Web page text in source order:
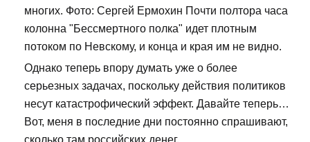
многих. Фото: Сергей Ермохин Почти полтора часа
колонна "Бессмертного полка" идет плотным
потоком по Невскому, и конца и края им не видно.
Однако теперь впору думать уже о более
серьезных задачах, поскольку действия политиков
несут катастрофический эффект. Давайте теперь…
Вот, меня в последние дни постоянно спрашивают,
сколько там российских денег.